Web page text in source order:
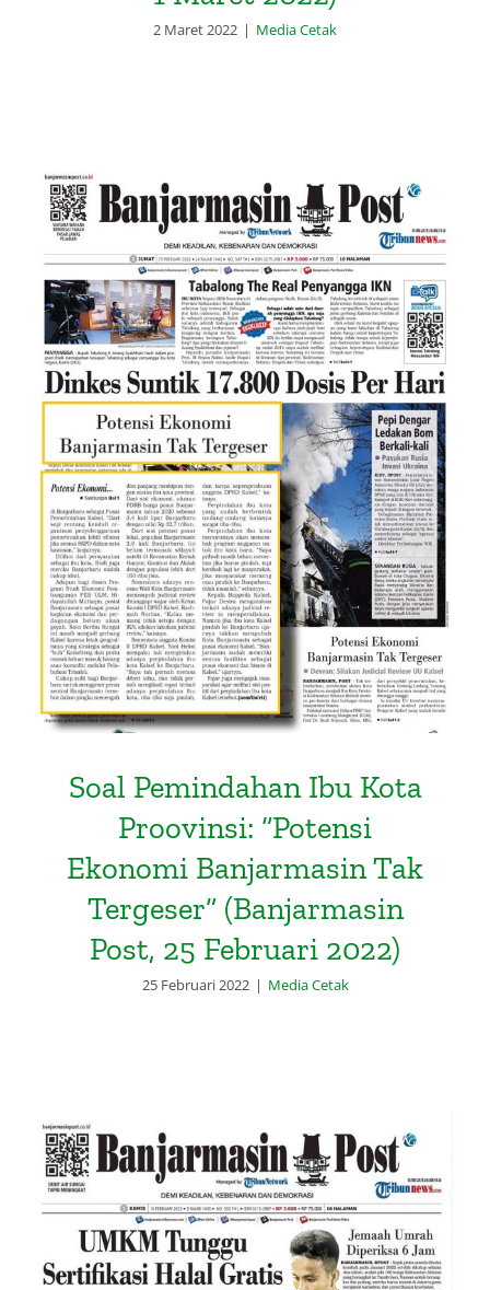
2 Maret 2022 | Media Cetak
Soal Pemindahan Ibu Kota
Proovinsi: “Potensi Ekonomi
Banjarmasin Tak Tergeser”
(Banjarmasin Post, 25 Februari
2022)
Soal Pemindahan Ibu Kota
Proovinsi: “Potensi
Ekonomi Banjarmasin Tak
Tergeser” (Banjarmasin
Post, 25 Februari 2022)
25 Februari 2022 | Media Cetak